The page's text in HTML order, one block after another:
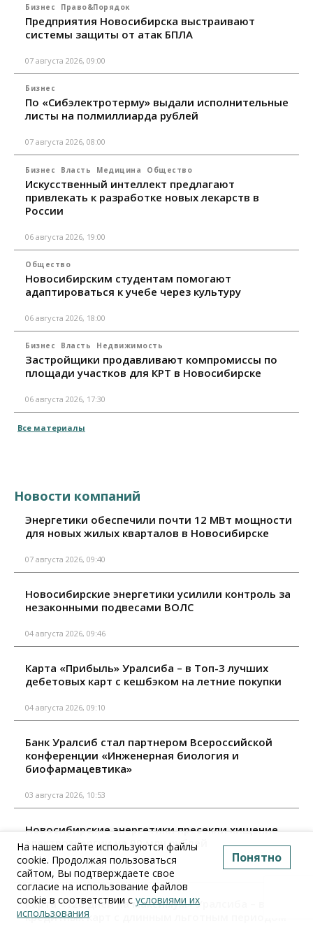
Бизнес Право&Порядок
Предприятия Новосибирска выстраивают
системы защиты от атак БПЛА
07 августа 2026, 09:00
Бизнес
По «Сибэлектротерму» выдали исполнительные
листы на полмиллиарда рублей
07 августа 2026, 08:00
Бизнес Власть Медицина Общество
Искусственный интеллект предлагают
привлекать к разработке новых лекарств в
России
06 августа 2026, 19:00
Общество
Новосибирским студентам помогают
адаптироваться к учебе через культуру
06 августа 2026, 18:00
Бизнес Власть Недвижимость
Застройщики продавливают компромиссы по
площади участков для КРТ в Новосибирске
06 августа 2026, 17:30
Все материалы
Новости компаний
Энергетики обеспечили почти 12 МВт мощности
для новых жилых кварталов в Новосибирске
07 августа 2026, 09:40
Новосибирские энергетики усилили контроль за
незаконными подвесами ВОЛС
04 августа 2026, 09:46
Карта «Прибыль» Уралсиба – в Топ-3 лучших
дебетовых карт с кешбэком на летние покупки
04 августа 2026, 09:10
Банк Уралсиб стал партнером Всероссийской
конференции «Инженерная биология и
биофармацевтика»
03 августа 2026, 10:53
Новосибирские энергетики пресекли хищение
электроэнергии на 90 млн рублей
29 июля 2026, 13:37
Карта «120 дней на максимум» Уралсиба – в Топ-4
кредитных карт с длинным льготным периодом
На нашем сайте используются файлы
cookie. Продолжая пользоваться
сайтом, Вы подтверждаете свое
согласие на использование файлов
cookie в соответствии с условиями их
использования
Понятно